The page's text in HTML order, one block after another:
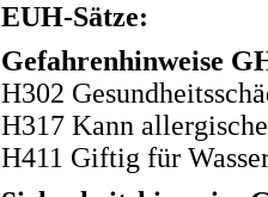
EUH-Sätze:
Gefahrenhinweise
H302
H317 Kann
H411 Giftig für